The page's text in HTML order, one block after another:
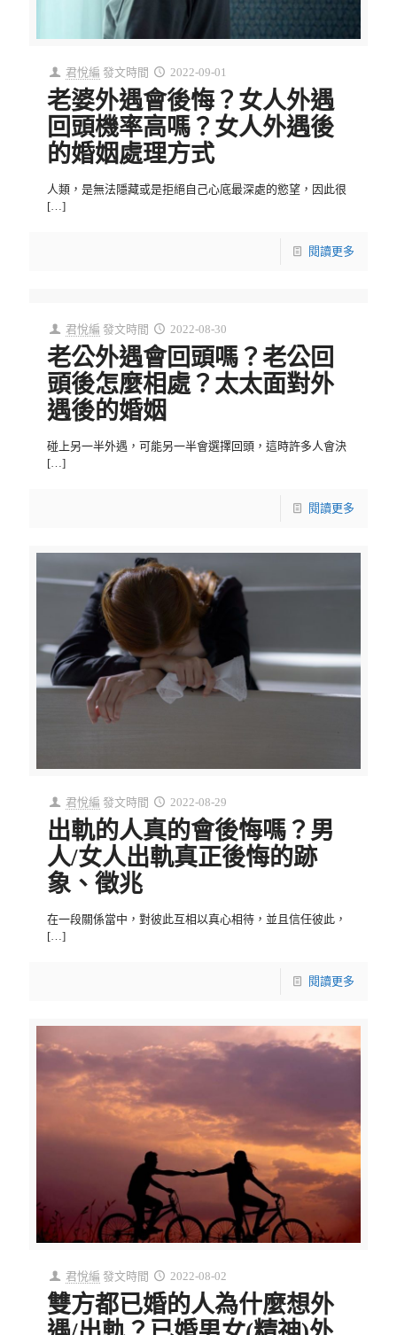
君悅編 發文時間 2022-09-01
老婆外遇會後悔？女人外遇
回頭機率高嗎？女人外遇後
的婚姻處理方式
人類，是無法隱藏或是拒絕自己心底最深處的慾望，因此很
[…]
閱讀更多
君悅編 發文時間 2022-08-30
老公外遇會回頭嗎？老公回
頭後怎麼相處？太太面對外
遇後的婚姻
碰上另一半外遇，可能另一半會選擇回頭，這時許多人會決
[…]
閱讀更多
君悅編 發文時間 2022-08-29
出軌的人真的會後悔嗎？男
人/女人出軌真正後悔的跡
象、徵兆
在一段關係當中，對彼此互相以真心相待，並且信任彼此，
[…]
閱讀更多
君悅編 發文時間 2022-08-02
雙方都已婚的人為什麼想外